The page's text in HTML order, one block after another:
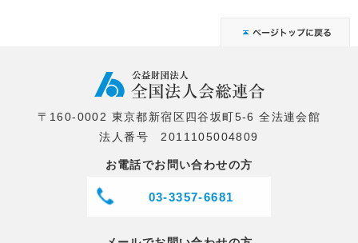
〒160-0002 東京都新宿区四谷坂町5-6 全法連会館
法人番号 2011105004809
お電話でお問い合わせの方
03-3357-6681